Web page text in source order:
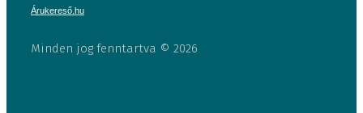
Árukereső.hu
Minden jog fenntartva © 2026